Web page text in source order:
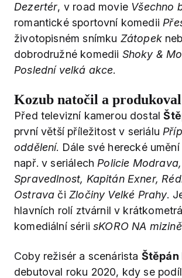
Dezertér, v road movie Všechno
romantické sportovní komedii
životopisném snímku Zátopek
dobrodružné komedii Shoky &
Poslední velká akce.
Kozub natočil a
Před televizní kamerou dostal
první větší příležitost v seriálu
oddělení. Dále své herecké
např. v seriálech Policie Modrava,
Spravedlnost, Kapitán Exner,
Ostrava či Zločiny Velké Prahy.
hlavních rolí ztvárnil v
komediální sériisKORO NA mizině
Coby režisér a scenárista Štěpán
debutoval roku 2020, kdy se